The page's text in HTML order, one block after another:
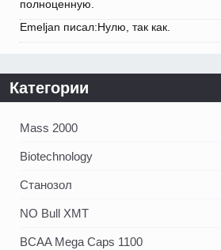
полноценную.
Emeljan писал:Нулю, так как.
Категории
Mass 2000
Biotechnology
Станозол
NO Bull XMT
BCAA Mega Caps 1100